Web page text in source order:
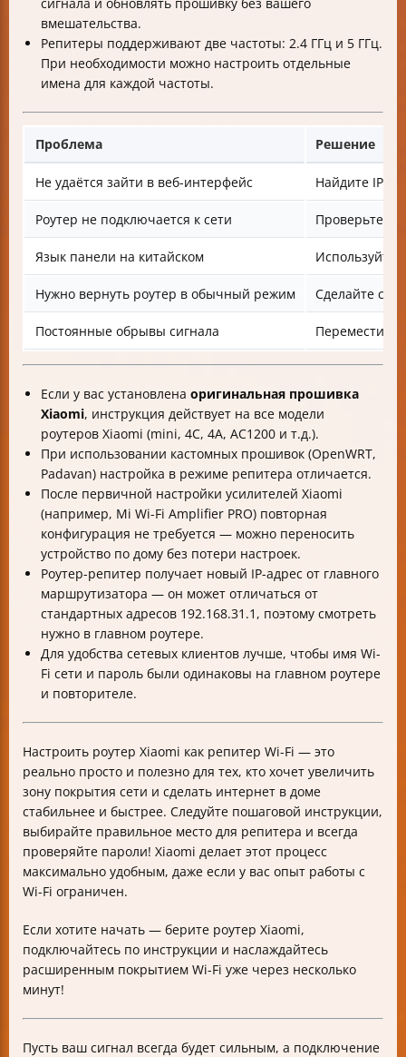
вмешательства.
Репитеры поддерживают две частоты: 2.4 ГГц и 5 ГГц.
При необходимости можно настроить отдельные
имена для каждой частоты.
Проблема Решение
Не удаётся зайти в веб-интерфейс Найдите IP
Роутер не подключается к сети Проверьте
Язык панели на китайском Используйте
Нужно вернуть роутер в обычный режим Сделайте
Постоянные обрывы сигнала Переместите
Если у вас установлена оригинальная прошивка
Xiaomi, инструкция действует на все модели
роутеров Xiaomi (mini, 4C, 4A, AC1200 и т.д.).
При использовании кастомных прошивок (OpenWRT,
Padavan) настройка в режиме репитера отличается.
После первичной настройки усилителей Xiaomi
(например, Mi Wi-Fi Amplifier PRO) повторная
конфигурация не требуется — можно переносить
устройство по дому без потери настроек.
Роутер-репитер получает новый IP-адрес от главного
маршрутизатора — он может отличаться от
стандартных адресов 192.168.31.1, поэтому смотреть
нужно в главном роутере.
Для удобства сетевых клиентов лучше, чтобы имя Wi-
Fi сети и пароль были одинаковы на главном роутере
и повторителе.
Настроить роутер Xiaomi как репитер Wi-Fi — это
реально просто и полезно для тех, кто хочет увеличить
зону покрытия сети и сделать интернет в доме
стабильнее и быстрее. Следуйте пошаговой инструкции,
выбирайте правильное место для репитера и всегда
проверяйте пароли! Xiaomi делает этот процесс
максимально удобным, даже если у вас опыт работы с
Wi-Fi ограничен.
Если хотите начать — берите роутер Xiaomi,
подключайтесь по инструкции и наслаждайтесь
расширенным покрытием Wi-Fi уже через несколько
минут!
Пусть ваш сигнал всегда будет сильным, а подключение